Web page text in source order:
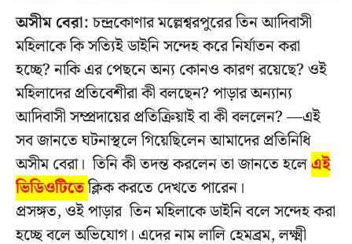
অসীম বেরা:চন্দ্রকোণার মল্লেশ্বরপুরের তিন আদিবাসী
মহিলাকে কি সত্যিই ডাইনি সন্দেহ করে নির্যাতন করা
হচ্ছে? নাকি এর পেছনে অন্য কোনও কারণ রয়েছে? ওই
মহিলাদের প্রতিবেশীরা কী বলছেন? পাড়ার অন্যান্য
আদিবাসী সম্প্রদায়ের প্রতিক্রিয়াই বা কী বললেন? —এই
সব জানতে ঘটনাস্থলে গিয়েছিলেন আমাদের প্রতিনিধি
অসীম বেরা। তিনি কী তদন্ত করলেন তা জানতে হলেএই
ভিডিওটিতেক্লিক করতে দেখতে পারেন।
প্রসঙ্গত, ওই পাড়ার তিন মহিলাকে ডাইনি বলে সন্দেহ করা
হচ্ছে বলে অভিযোগ। এদের নাম লালি হেমব্রম, লক্ষ্মী